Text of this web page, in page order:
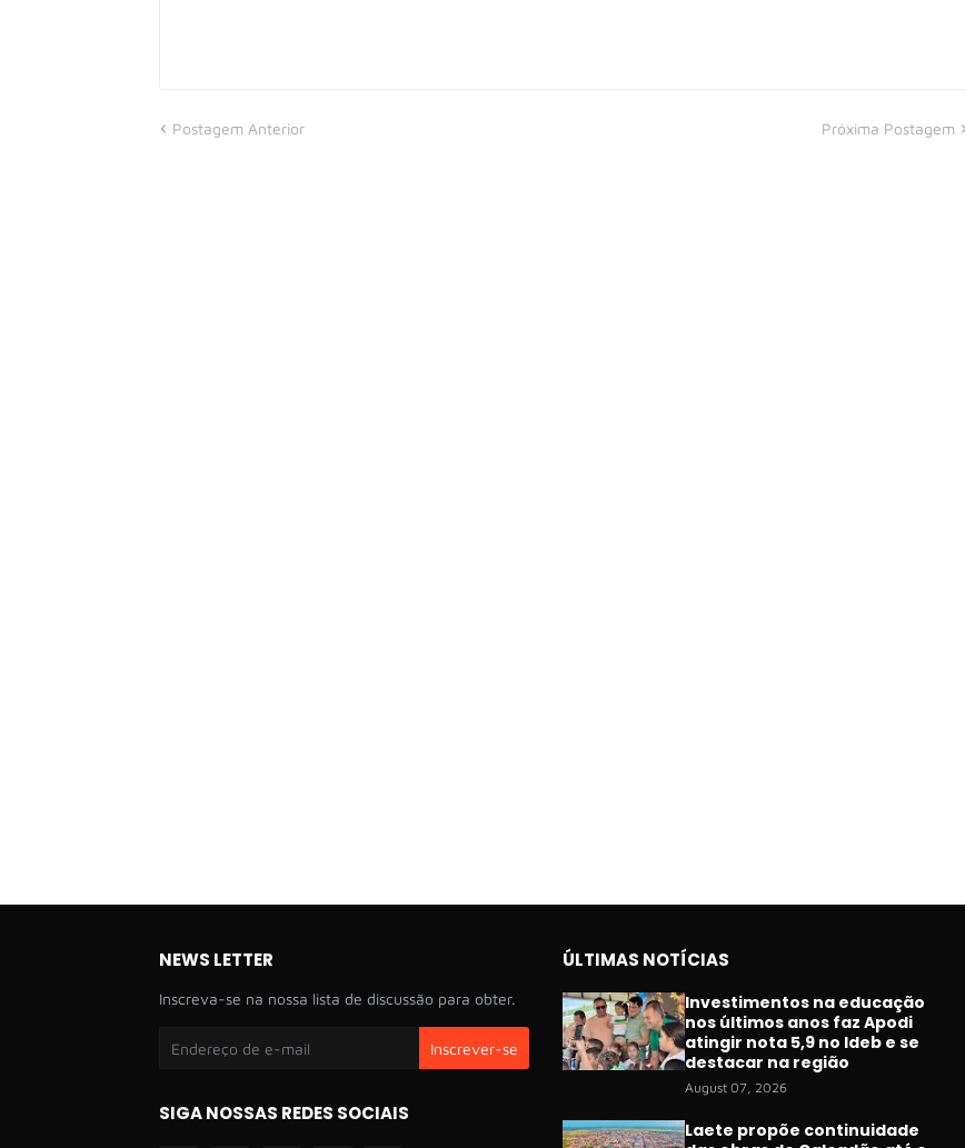
Postagem Anterior Próxima Postagem
NEWS LETTER
Inscreva-se na nossa lista de discussão para obter.
SIGA NOSSAS REDES SOCIAIS
ÚLTIMAS NOTÍCIAS
Investimentos na educação
nos últimos anos faz Apodi
atingir nota 5,9 no Ideb e se
destacar na região
August 07, 2026
Laete propõe continuidade